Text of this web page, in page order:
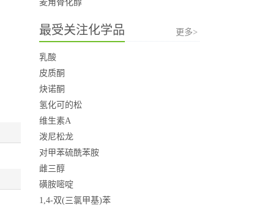
麦角骨化醇
最受关注化学品 更多>
乳酸
皮质酮
炔诺酮
氢化可的松
维生素A
泼尼松龙
对甲苯硫酰苯胺
雌三醇
磺胺嘧啶
1,4-双(三氯甲基)苯